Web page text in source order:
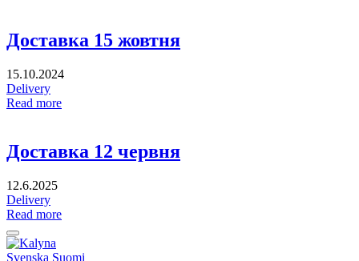
Доставка 15 жовтня
15.10.2024
Delivery
Read more
Доставка 12 червня
12.6.2025
Delivery
Read more
Back
to
Social
Svenska Suomi